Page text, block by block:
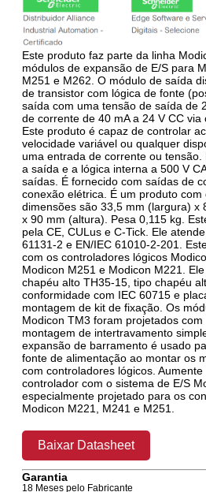
Este produto faz parte da linha
módulos de expansão de E/S para
M251 e M262. O módulo de saída
de transistor com lógica de fonte
saída com uma tensão de saída de
de corrente de 40 mA a 24 V CC via
Este produto é capaz de controlar
velocidade variável ou qualquer
uma entrada de corrente ou
a saída e a lógica interna a 500 V
saídas. É fornecido com saídas de
conexão elétrica. É um produto
dimensões são 33,5 mm (largura) x
x 90 mm (altura). Pesa 0,115 kg.
pela CE, CULus e C-Tick. Ele
61131-2 e EN/IEC 61010-2-201.
com os controladores lógicos
Modicon M251 e Modicon M221.
chapéu alto TH35-15, tipo chapéu
conformidade com IEC 60715 e
montagem de kit de fixação. Os
Modicon TM3 foram projetados
montagem de intertravamento
expansão de barramento é usado
fonte de alimentação ao montar os
com controladores lógicos.
controlador com o sistema de E/S
especialmente projetado para os
Modicon M221, M241 e M251.
Baixar Datasheet
Garantia
18 Meses pelo Fabricante